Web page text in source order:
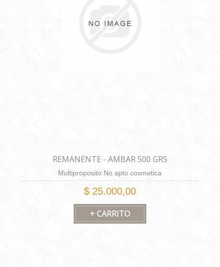
REMANENTE - AMBAR 500 GRS
Multiproposito No apto cosmetica
$ 25.000,00